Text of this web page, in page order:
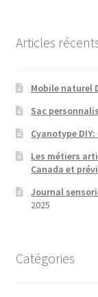
Articles
Mobile naturel
Sac
Cyanotype
Les métiers
Canada et
Journal
2025
Catégories